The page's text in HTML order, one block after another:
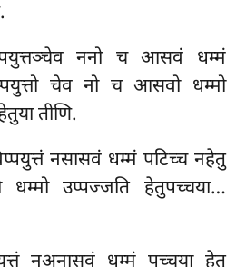
ननो च आसवं धम्मं
चेव नो च आसवो धम्मो
तीणि.
नसासवं धम्मं पटिच्च नहेतु
धम्मो उप्पज्जति हेतुपच्चया…